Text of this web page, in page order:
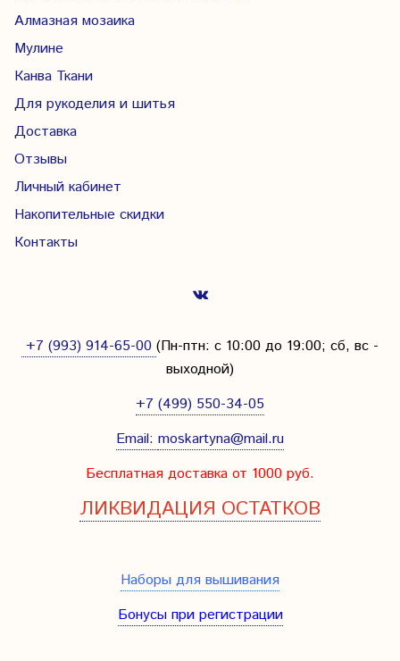
Алмазная мозаика
Мулине
Канва Ткани
Для рукоделия и шитья
Доставка
Отзывы
Личный кабинет
Накопительные скидки
Контакты
+7 (993) 914-65-00 (Пн-птн: с 10:00 до 19:00; сб, вс -
выходной)
+7 (499) 550-34-05
Email: moskartyna@mail.ru
Бесплатная доставка от 1000 руб.
ЛИКВИДАЦИЯ ОСТАТКОВ
Наборы для вышивания
Бонусы при регистрации